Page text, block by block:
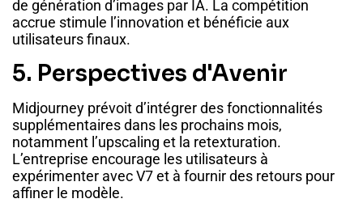
de génération d’images par IA. La compétition
accrue stimule l’innovation et bénéficie aux
utilisateurs finaux.
5. Perspectives d'Avenir
Midjourney prévoit d’intégrer des fonctionnalités
supplémentaires dans les prochains mois,
notamment l’upscaling et la retexturation.
L’entreprise encourage les utilisateurs à
expérimenter avec V7 et à fournir des retours pour
affiner le modèle.